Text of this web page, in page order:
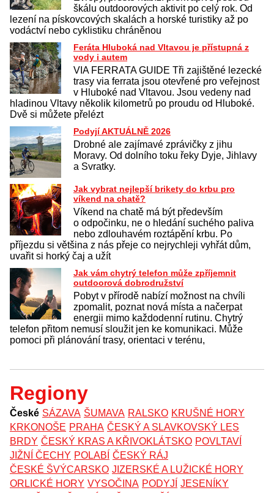
škálu outdoorových aktivit po celý rok. Od
lezení na pískovcových skalách a horské turistiky až po
vodáctví nebo cyklistiku chráněnou
Feráta Hluboká nad Vltavou je přístupná z
vody i autem
VIA FERRATA GUIDE Tři zajištěné lezecké
trasy via ferrata jsou otevřené pro veřejnost
v Hluboké nad Vltavou. Jsou vedeny nad
hladinou Vltavy několik kilometrů po proudu od Hluboké.
Dvě si můžete přelézt
Podyjí AKTUÁLNĚ 2026
Drobné ale zajímavé zprávičky z jihu
Moravy. Od dolního toku řeky Dyje, Jihlavy
a Svratky.
Jak vybrat nejlepší brikety do krbu pro
víkend na chatě?
Víkend na chatě má být především
o odpočinku, ne o hledání suchého paliva
nebo zdlouhavém roztápění krbu. Po
příjezdu si většina z nás přeje co nejrychleji vyhřát dům,
uvařit si horký čaj a užít
Jak vám chytrý telefon může zpříjemnit
outdoorová dobrodružství
Pobyt v přírodě nabízí možnost na chvíli
zpomalit, poznat nová místa a načerpat
energii mimo každodenní rutinu. Chytrý
telefon přitom nemusí sloužit jen ke komunikaci. Může
pomoci při plánování trasy, orientaci v terénu,
Regiony
České SÁZAVA ŠUMAVA RALSKO KRUŠNÉ HORY
KRKONOŠE PRAHA ČESKÝ A SLAVKOVSKÝ LES
BRDY ČESKÝ KRAS A KŘIVOKLÁTSKO POVLTAVÍ
JIŽNÍ ČECHY POLABÍ ČESKÝ RÁJ
ČESKÉ ŠVÝCARSKO JIZERSKÉ A LUŽICKÉ HORY
ORLICKÉ HORY VYSOČINA PODYJÍ JESENÍKY